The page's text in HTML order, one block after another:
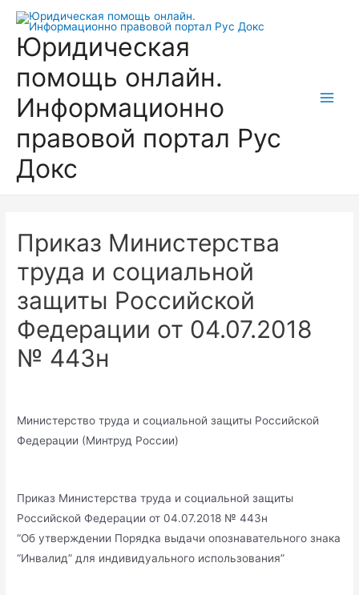
Перейти
содержимому
Юридическая
помощь онлайн.
Информационно
правовой портал Рус
Докс
Приказ Министерства
труда и социальной
защиты Российской
Федерации от 04.07.2018
№ 443н
Министерство труда и социальной защиты Российской
Федерации (Минтруд России)
Приказ Министерства труда и социальной защиты
Российской Федерации от 04.07.2018 № 443н
“Об утверждении Порядка выдачи опознавательного знака
“Инвалид” для индивидуального использования”